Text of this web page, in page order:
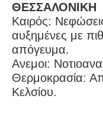
ΘΕΣΣΑΛΟΝΙΚΗ
Καιρός:
αυξημένες με
απόγευμα.
Ανεμοι:
Θερμοκρασία:
Κελσίου.